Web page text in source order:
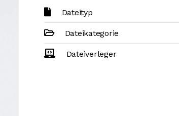
Dateityp
Dateikategorie
Dateiverleger